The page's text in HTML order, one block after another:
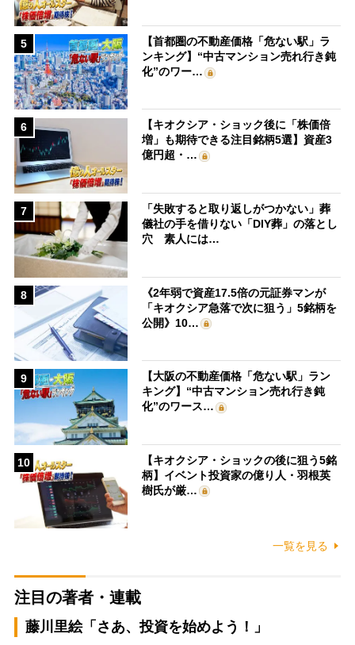
5
【首都圏の不動産価格「危ない駅」ラ
ンキング】“中古マンション売れ行き鈍
化”のワー…
6
【キオクシア・ショック後に「株価倍
増」も期待できる注目銘柄5選】資産3
億円超・…
7
「失敗すると取り返しがつかない」葬
儀社の手を借りない「DIY葬」の落とし
穴 素人には…
8
《2年弱で資産17.5倍の元証券マンが
「キオクシア急落で次に狙う」5銘柄を
公開》10…
9
【大阪の不動産価格「危ない駅」ラン
キング】“中古マンション売れ行き鈍
化”のワース…
10
【キオクシア・ショックの後に狙う5銘
柄】イベント投資家の億り人・羽根英
樹氏が厳…
一覧を見る
注目の著者・連載
藤川里絵「さあ、投資を始めよう！」